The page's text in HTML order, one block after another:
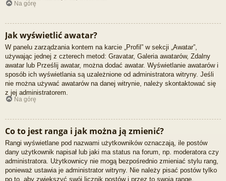
Na górę
Jak wyświetlić awatar?
W panelu zarządzania kontem na karcie „Profil” w sekcji „Awatar”,
używając jednej z czterech metod: Gravatar, Galeria awatarów, Zdalny
awatar lub Prześlij awatar, można dodać awatar. Wyświetlanie awatarów i
sposób ich wyświetlania są uzależnione od administratora witryny. Jeśli
nie można używać awatarów na danej witrynie, należy skontaktować się
z jej administratorem.
Na górę
Co to jest ranga i jak można ją zmienić?
Rangi wyświetlane pod nazwami użytkowników oznaczają, ile postów
dany użytkownik napisał lub jaki ma status na forum, np. moderatora czy
administratora. Użytkownicy nie mogą bezpośrednio zmieniać stylu rang,
ponieważ ustawia je administrator witryny. Nie należy pisać postów tylko
po to, aby zwiększyć swój licznik postów i przez to swoją rangę.